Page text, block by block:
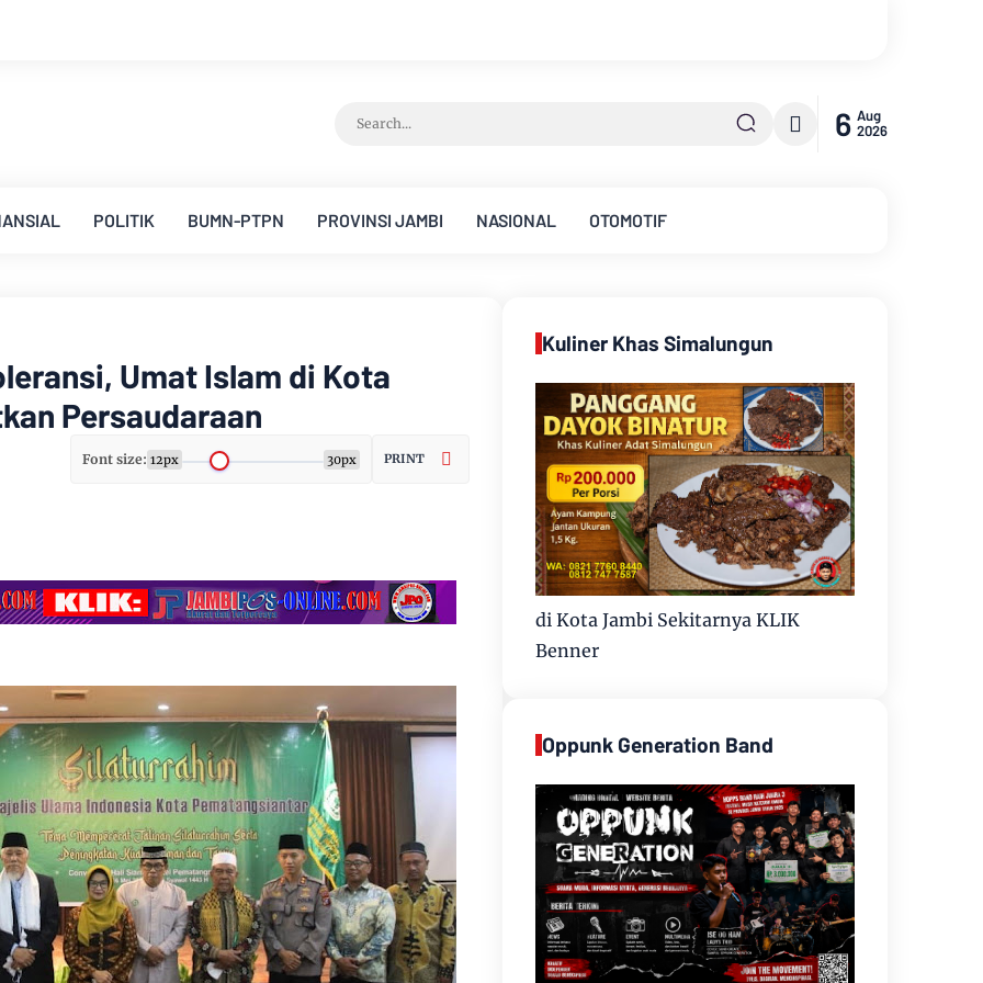
6 Aug
2026
POLITIK BUMN-PTPN PROVINSI JAMBI NASIONAL OTOMOTIF
Umat Islam di Kota
Persaudaraan
Font size: 12px 30px PRINT
Kuliner Khas Simalungun
di Kota Jambi Sekitarnya KLIK
Benner
Oppunk Generation Band